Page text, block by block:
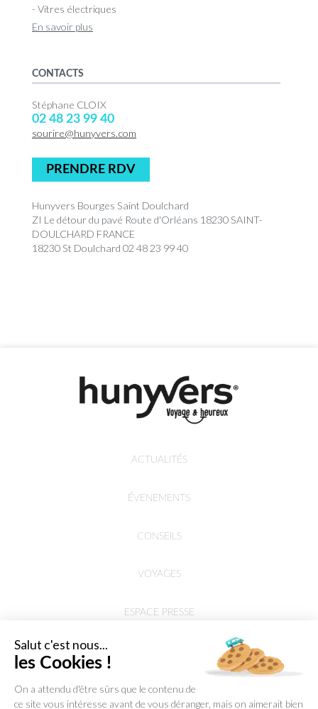
- Vitres électriques
En savoir plus
CONTACTS
Stéphane CLOIX
02 48 23 99 40
sourire@hunyvers.com
PRENDRE RDV
Hunyvers Bourges Saint Doulchard
ZI Le détour du pavé Route d'Orléans 18230 SAINT-
DOULCHARD FRANCE
18230 St Doulchard 02 48 23 99 40
ACTUALITÉS
ÉVENEMENTS
CONSEILS
VOYAGES
ESPACE PRESSE
Salut c'est nous...
les Cookies !
On a attendu d'être sûrs que le contenu de
ce site vous intéresse avant de vous déranger, mais on aimerait bien